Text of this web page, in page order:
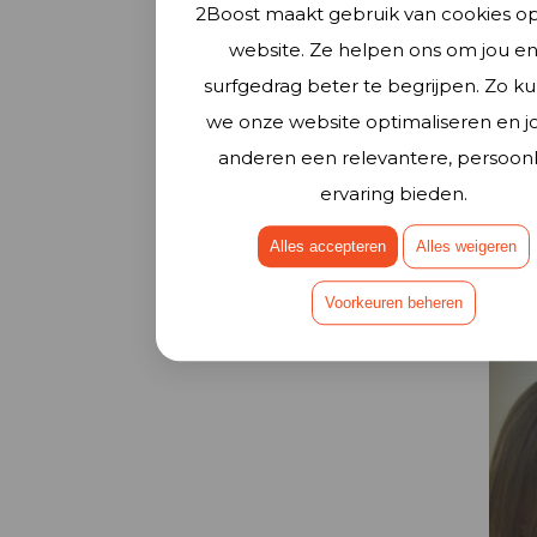
2Boost maakt gebruik van cookies
website. Ze helpen ons om jou
surfgedrag beter te begrijpen. Zo
we onze website optimaliseren en
anderen een relevantere,
ervaring bieden.
Alles accepteren Alles weigeren
Voorkeuren beheren
Hou je